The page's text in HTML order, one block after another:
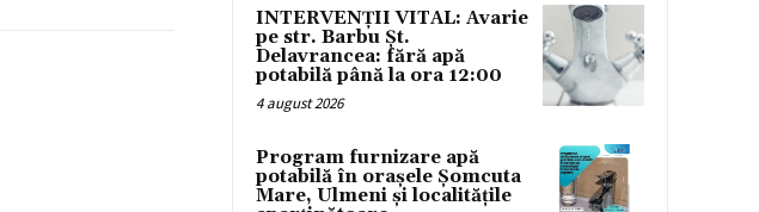
INTERVENȚII VITAL: Avarie
pe str. Barbu Șt.
Delavrancea: fără apă
potabilă până la ora 12:00
4 august 2026
Program furnizare apă
potabilă în orașele Șomcuta
Mare, Ulmeni și localitățile